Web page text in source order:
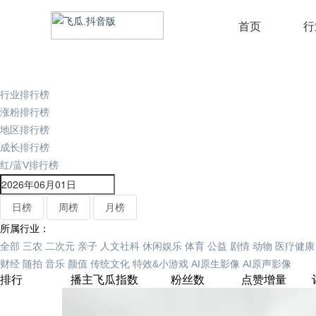
首页
行业排行榜
涨粉排行榜
地区排行榜
成长排行榜
红/蓝V排行榜
日榜 周榜
月榜
所属行业：
全部 三农 二次元 亲子 人文社科 休闲娱乐 体育 公益 剧情 动物 医疗健康
财经 随拍 音乐 颜值 传统文化 特效&小游戏 AI原生影像 AI原声影像
排行 播主飞瓜指数 粉丝数 点赞增量